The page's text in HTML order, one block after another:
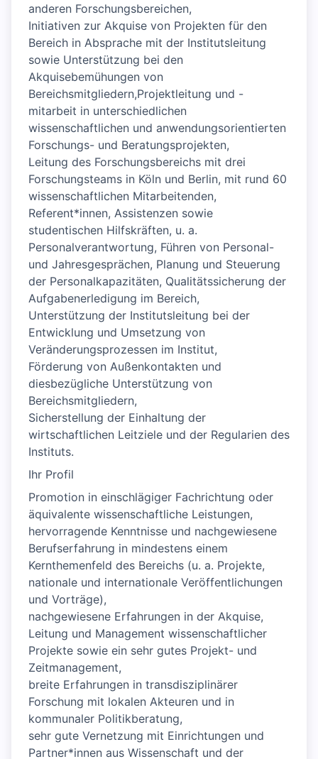
anderen Forschungsbereichen,
Initiativen zur Akquise von Projekten für den
Bereich in Absprache mit der Institutsleitung
sowie Unterstützung bei den
Akquisebemühungen von
Bereichsmitgliedern,Projektleitung und -
mitarbeit in unterschiedlichen
wissenschaftlichen und anwendungsorientierten
Forschungs- und Beratungsprojekten,
Leitung des Forschungsbereichs mit drei
Forschungsteams in Köln und Berlin, mit rund 60
wissenschaftlichen Mitarbeitenden,
Referent*innen, Assistenzen sowie
studentischen Hilfskräften, u. a.
Personalverantwortung, Führen von Personal-
und Jahresgesprächen, Planung und Steuerung
der Personalkapazitäten, Qualitätssicherung der
Aufgabenerledigung im Bereich,
Unterstützung der Institutsleitung bei der
Entwicklung und Umsetzung von
Veränderungsprozessen im Institut,
Förderung von Außenkontakten und
diesbezügliche Unterstützung von
Bereichsmitgliedern,
Sicherstellung der Einhaltung der
wirtschaftlichen Leitziele und der Regularien des
Instituts.
Ihr Profil
Promotion in einschlägiger Fachrichtung oder
äquivalente wissenschaftliche Leistungen,
hervorragende Kenntnisse und nachgewiesene
Berufserfahrung in mindestens einem
Kernthemenfeld des Bereichs (u. a. Projekte,
nationale und internationale Veröffentlichungen
und Vorträge),
nachgewiesene Erfahrungen in der Akquise,
Leitung und Management wissenschaftlicher
Projekte sowie ein sehr gutes Projekt- und
Zeitmanagement,
breite Erfahrungen in transdisziplinärer
Forschung mit lokalen Akteuren und in
kommunaler Politikberatung,
sehr gute Vernetzung mit Einrichtungen und
Partner*innen aus Wissenschaft und der